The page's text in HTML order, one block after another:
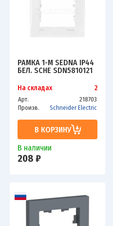
РАМКА 1-М SEDNA IP44
БЕЛ. SCHE SDN5810121
На складах 2
Арт.
218703
Произв.
Schneider Electric
В КОРЗИНУ
В наличии
208 ₽